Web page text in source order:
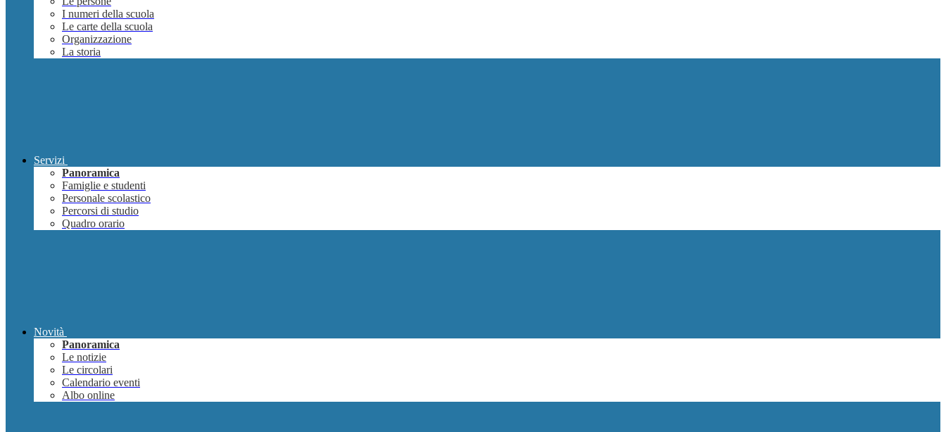
I numeri della scuola
Le carte della scuola
Organizzazione
La storia
Servizi
Panoramica
Famiglie e studenti
Personale scolastico
Percorsi di studio
Quadro orario
Novità
Panoramica
Le notizie
Le circolari
Calendario eventi
Albo online